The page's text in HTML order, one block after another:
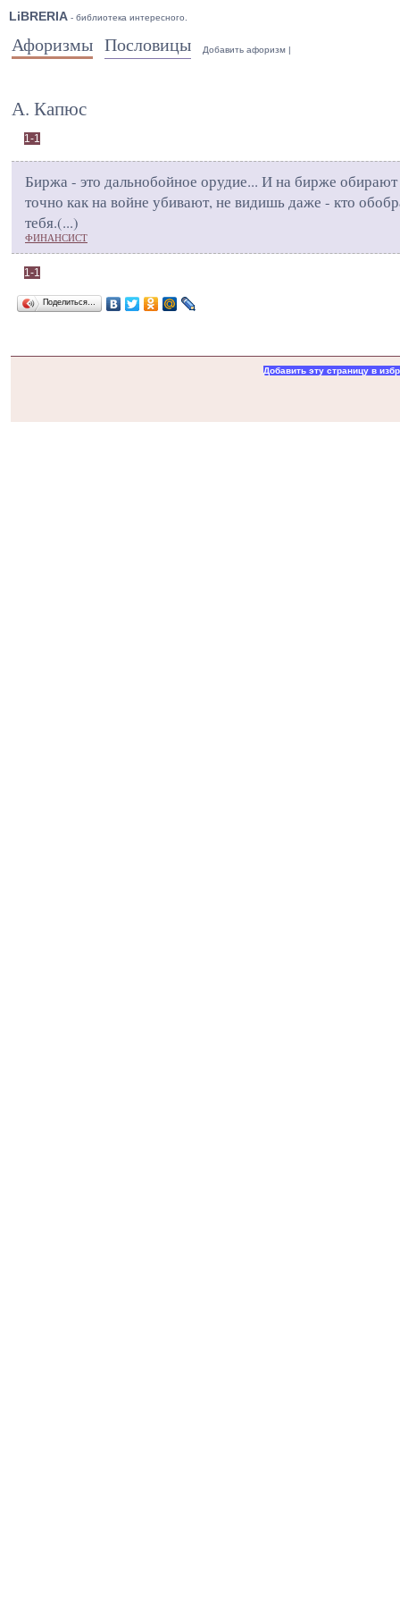
LiBRERIA - библиотека интересного.
Афоризмы Пословицы Добавить афоризм |
А. Капюс
1-1
Биржа - это дальнобойное орудие... И на бирже обирают
точно как на войне убивают, не видишь даже - кто
тебя.(...)
ФИНАНСИСТ
1-1
Поделиться…
Добавить эту страницу в